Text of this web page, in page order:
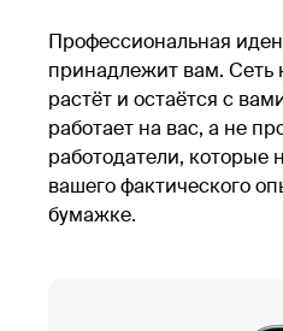
Профессиональная
принадлежит вам. Сеть
растёт и остаётся с
работает на вас, а не
работодатели, которые
вашего фактического
бумажке.